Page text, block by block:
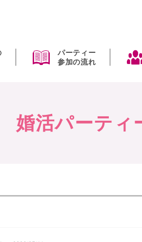
パーティー
参加の流れ
婚活パーティ